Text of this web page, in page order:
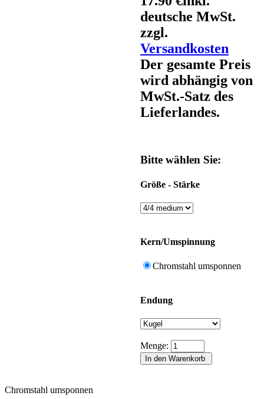
deutsche MwSt.
zzgl.
Versandkosten
Der gesamte Preis
wird abhängig von
MwSt.-Satz des
Lieferlandes.
Bitte wählen Sie:
Größe - Stärke
Kern/Umspinnung
Chromstahl umsponnen
Endung
Menge:
Chromstahl umsponnen